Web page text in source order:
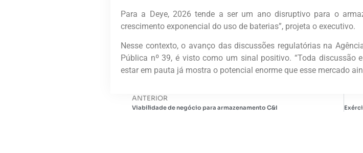
Para a Deye, 2026 tende a ser um ano disruptivo para o
crescimento exponencial do uso de baterias”, projeta o executivo.
Nesse contexto, o avanço das discussões regulatórias na
Pública nº 39, é visto como um sinal positivo. “Toda
estar em pauta já mostra o potencial enorme que esse mercado
ANTERIOR
Viabilidade de negócio para armazenamento C&I